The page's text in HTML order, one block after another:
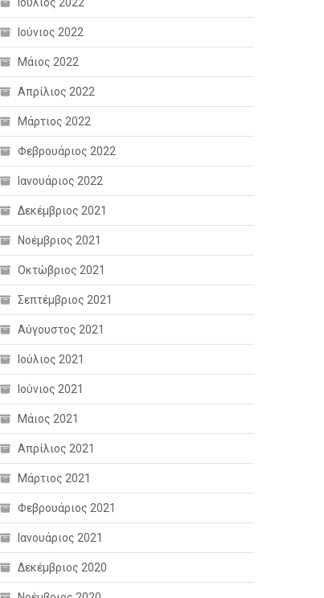
Ιούλιος 2022
Ιούνιος 2022
Μάιος 2022
Απρίλιος 2022
Μάρτιος 2022
Φεβρουάριος 2022
Ιανουάριος 2022
Δεκέμβριος 2021
Νοέμβριος 2021
Οκτώβριος 2021
Σεπτέμβριος 2021
Αύγουστος 2021
Ιούλιος 2021
Ιούνιος 2021
Μάιος 2021
Απρίλιος 2021
Μάρτιος 2021
Φεβρουάριος 2021
Ιανουάριος 2021
Δεκέμβριος 2020